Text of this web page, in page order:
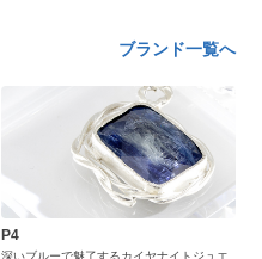
ブランド一覧へ
P4
深いブルーで魅了するカイヤナイトジュエ